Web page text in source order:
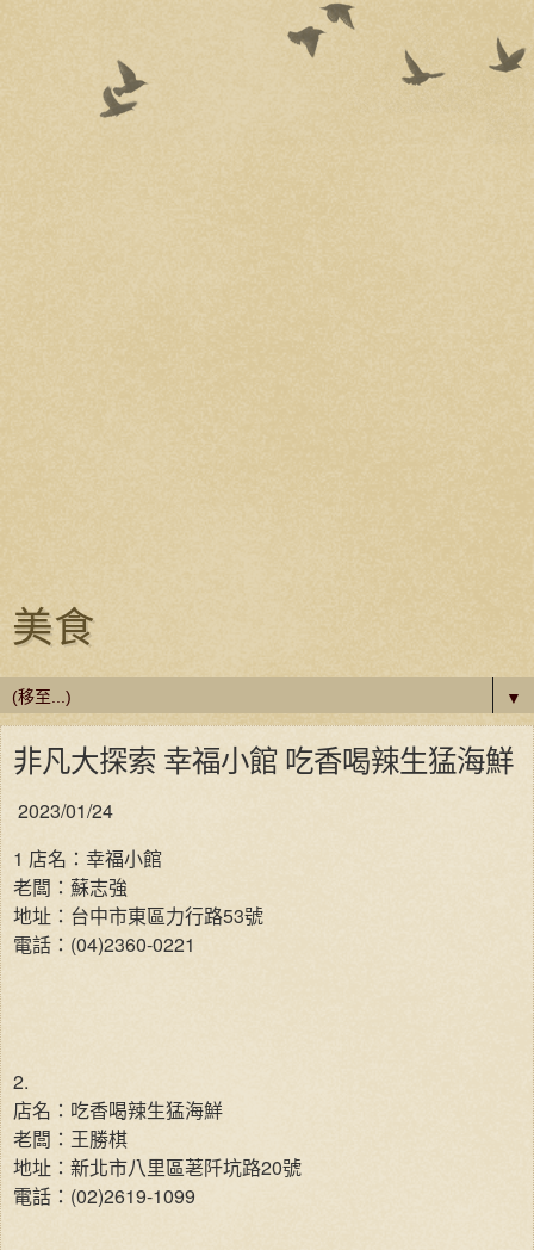
美食
▼
非凡大探索 幸福小館 吃香喝辣生猛海鮮
2023/01/24
1 店名：幸福小館
老闆：蘇志強
地址：台中市東區力行路53號
電話：(04)2360-0221
2.
店名：吃香喝辣生猛海鮮
老闆：王勝棋
地址：新北市八里區荖阡坑路20號
電話：(02)2619-1099